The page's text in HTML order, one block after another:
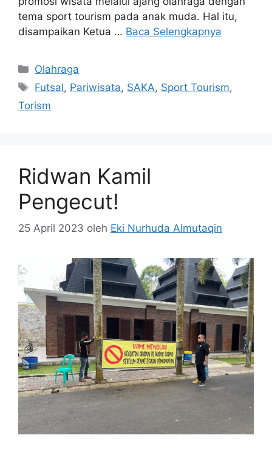
tema sport tourism pada anak muda. Hal itu,
disampaikan Ketua … Baca Selengkapnya
Kategori
Olahraga
Tag
Futsal, Pariwisata, SAKA, Sport Tourism,
Torism
Ridwan Kamil
Pengecut!
25 April 2023 oleh Eki Nurhuda Almutaqin